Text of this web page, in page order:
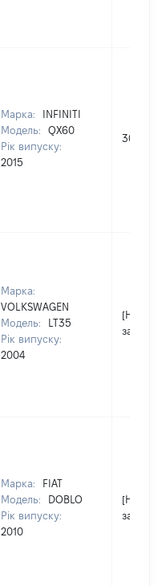
Марка:
INFINITI
Модель:
QX60
Рік випуску:
2015
306750
Марка:
VOLKSWAGEN
Модель:
LT35
Рік випуску:
2004
[Не
Марка:
FIAT
Модель:
DOBLO
Рік випуску:
2010
[Не